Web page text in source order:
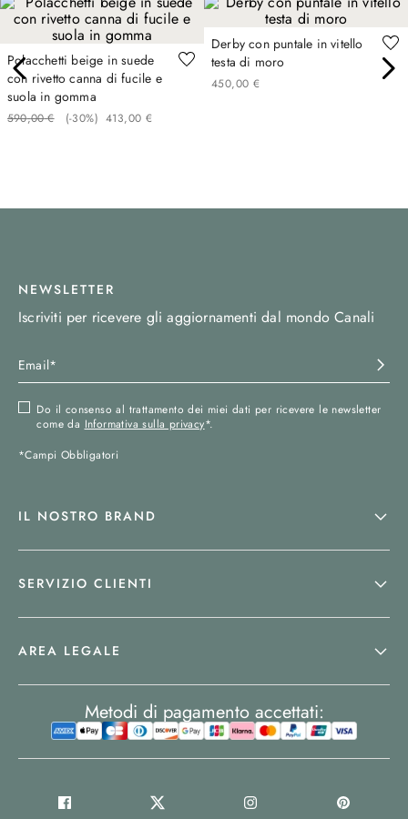
Polacchetti beige in suede
con rivetto canna di fucile e
suola in gomma
590,00 € (-30%) 413,00 €
Derby con puntale in vitello
testa di moro
450,00 €
NEWSLETTER
Iscriviti per ricevere gli aggiornamenti dal mondo Canali
Do il consenso al trattamento dei miei dati per ricevere le newsletter
come da Informativa sulla privacy*.
*Campi Obbligatori
IL NOSTRO BRAND
SERVIZIO CLIENTI
AREA LEGALE
Metodi di pagamento accettati: